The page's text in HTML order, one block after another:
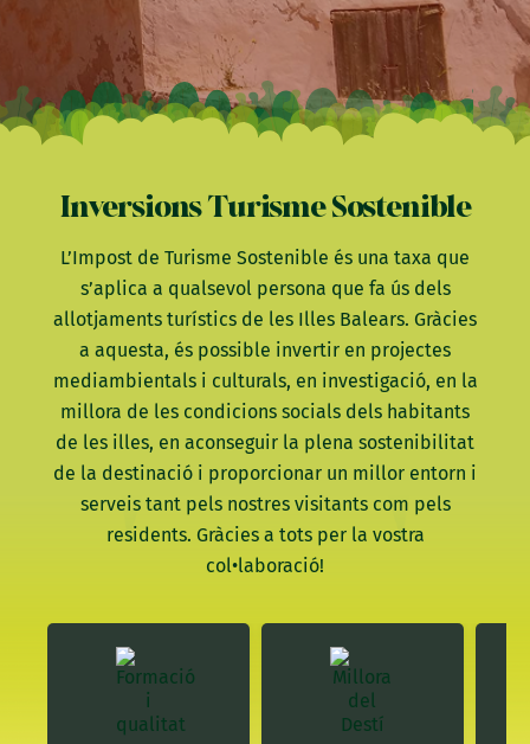
Inversions Turisme Sostenible
L’Impost de Turisme Sostenible és una taxa que
s’aplica a qualsevol persona que fa ús dels
allotjaments turístics de les Illes Balears. Gràcies
a aquesta, és possible invertir en projectes
mediambientals i culturals, en investigació, en la
millora de les condicions socials dels habitants
de les illes, en aconseguir la plena sostenibilitat
de la destinació i proporcionar un millor entorn i
serveis tant pels nostres visitants com pels
residents. Gràcies a tots per la vostra
col•laboració!